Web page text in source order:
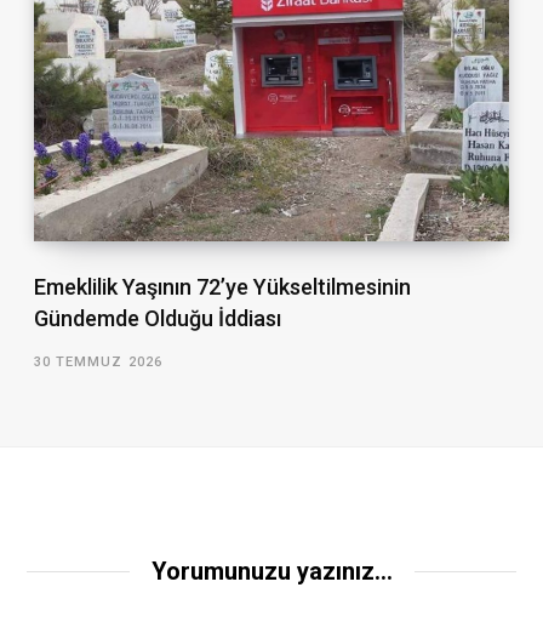
Emeklilik Yaşının 72’ye Yükseltilmesinin
Gündemde Olduğu İddiası
30 TEMMUZ 2026
Yorumunuzu yazınız...